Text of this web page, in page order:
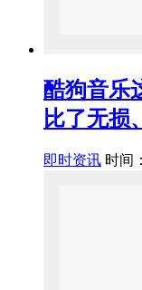
酷狗音乐
比了无损
即时资讯 时间